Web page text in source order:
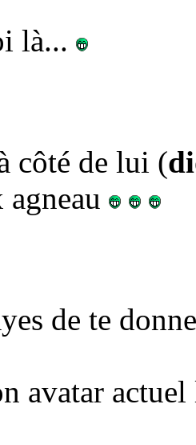
là...
côté de lui (
agneau
de te
avatar